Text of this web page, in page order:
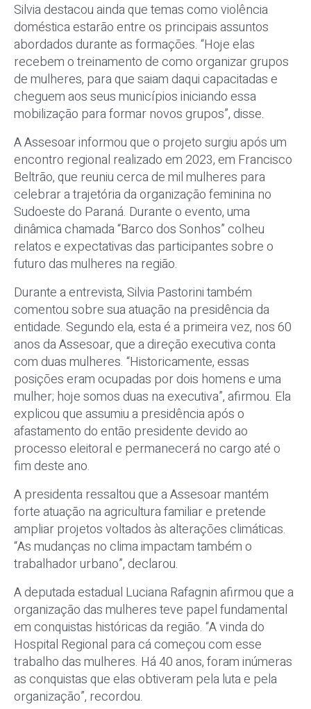
Silvia destacou ainda que temas como violência
doméstica estarão entre os principais assuntos
abordados durante as formações. “Hoje elas
recebem o treinamento de como organizar grupos
de mulheres, para que saiam daqui capacitadas e
cheguem aos seus municípios iniciando essa
mobilização para formar novos grupos”, disse.
A Assesoar informou que o projeto surgiu após um
encontro regional realizado em 2023, em Francisco
Beltrão, que reuniu cerca de mil mulheres para
celebrar a trajetória da organização feminina no
Sudoeste do Paraná. Durante o evento, uma
dinâmica chamada “Barco dos Sonhos” colheu
relatos e expectativas das participantes sobre o
futuro das mulheres na região.
Durante a entrevista, Silvia Pastorini também
comentou sobre sua atuação na presidência da
entidade. Segundo ela, esta é a primeira vez, nos 60
anos da Assesoar, que a direção executiva conta
com duas mulheres. “Historicamente, essas
posições eram ocupadas por dois homens e uma
mulher; hoje somos duas na executiva”, afirmou. Ela
explicou que assumiu a presidência após o
afastamento do então presidente devido ao
processo eleitoral e permanecerá no cargo até o
fim deste ano.
A presidenta ressaltou que a Assesoar mantém
forte atuação na agricultura familiar e pretende
ampliar projetos voltados às alterações climáticas.
“As mudanças no clima impactam também o
trabalhador urbano”, declarou.
A deputada estadual Luciana Rafagnin afirmou que a
organização das mulheres teve papel fundamental
em conquistas históricas da região. “A vinda do
Hospital Regional para cá começou com esse
trabalho das mulheres. Há 40 anos, foram inúmeras
as conquistas que elas obtiveram pela luta e pela
organização”, recordou.